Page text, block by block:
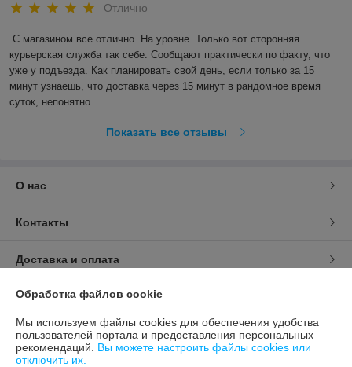
Отлично
С магазином все отлично. На уровне. Только вот сторонняя
курьерская служба так себе. Сообщают практически по факту, что
уже у подъезда. Как планировать свой день, если только за 15
минут узнаешь, что доставка через 15 минут в рандомное время
суток, непонятно
Показать все отзывы
О нас
Контакты
Доставка и оплата
График работы
Полная версия сайта
Обработка файлов cookie
Мы используем файлы cookies для обеспечения удобства
пользователей портала и предоставления персональных
рекомендаций. Вы можете настроить файлы cookies или
отключить их.